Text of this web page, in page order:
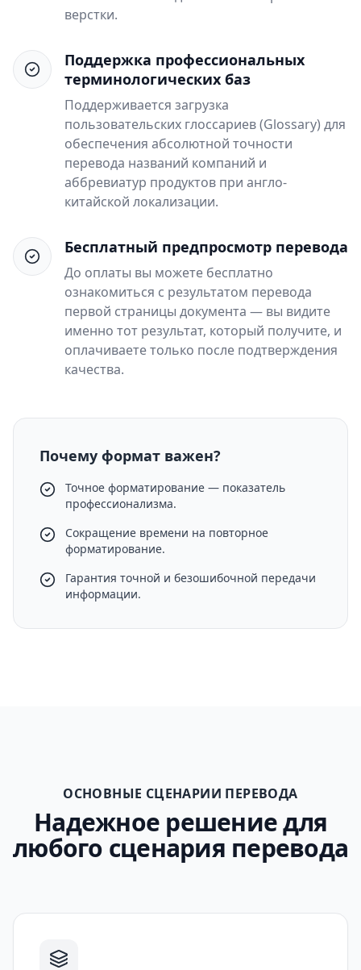
верстки.
Поддержка профессиональных
терминологических баз
Поддерживается загрузка
пользовательских глоссариев (Glossary) для
обеспечения абсолютной точности
перевода названий компаний и
аббревиатур продуктов при англо-
китайской локализации.
Бесплатный предпросмотр перевода
До оплаты вы можете бесплатно
ознакомиться с результатом перевода
первой страницы документа — вы видите
именно тот результат, который получите, и
оплачиваете только после подтверждения
качества.
Почему формат важен?
Точное форматирование — показатель
профессионализма.
Сокращение времени на повторное
форматирование.
Гарантия точной и безошибочной передачи
информации.
ОСНОВНЫЕ СЦЕНАРИИ ПЕРЕВОДА
Надежное решение для
любого сценария перевода